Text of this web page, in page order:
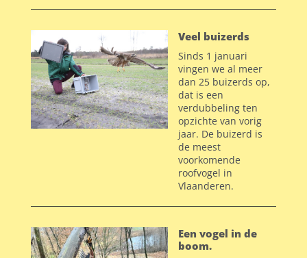
Veel buizerds
Sinds 1 januari
vingen we al meer
dan 25 buizerds op,
dat is een
verdubbeling ten
opzichte van vorig
jaar. De buizerd is
de meest
voorkomende
roofvogel in
Vlaanderen.
Een vogel in de
boom.